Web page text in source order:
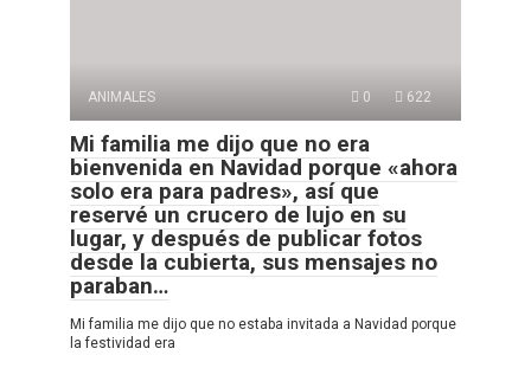
ANIMALES 0 622
Mi familia me dijo que no era
bienvenida en Navidad porque «ahora
solo era para padres», así que
reservé un crucero de lujo en su
lugar, y después de publicar fotos
desde la cubierta, sus mensajes no
paraban…
Mi familia me dijo que no estaba invitada a Navidad porque
la festividad era